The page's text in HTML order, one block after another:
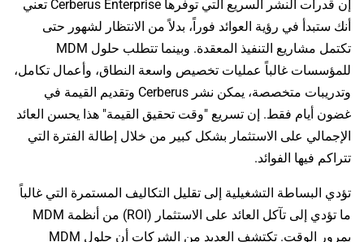
إن قدرات النشر السريع التي توفرها Cerberus Enterprise تعني
أنك ستبدأ في رؤية العوائد فوراً، بدلاً من الانتظار لشهور حتى
تكتمل مشاريع التنفيذ المعقدة. وبينما تتطلب حلول MDM
للمؤسسات غالباً عمليات تخصيص واسعة النطاق، وأعمال تكامل،
وتدريبات متخصصة، يمكن نشر Cerberus وتقديم القيمة في
غضون أيام فقط. إن تسريع "وقت تحقيق القيمة" هذا يحسن العائد
الإجمالي على الاستثمار بشكل كبير من خلال إطالة الفترة التي
تتراكم فيها الفوائد.
تؤدي البساطة التشغيلية إلى تقليل التكاليف المستمرة التي غالباً
ما تؤدي إلى تآكل العائد على الاستثمار (ROI) من أنظمة MDM
بمرور الوقت. تكتشف العديد من الشركات أن حلول MDM